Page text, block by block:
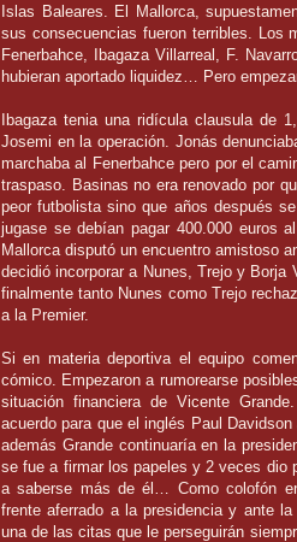
Islas Baleares. El Mallorca,
sus consecuencias fueron terribles. Los
Fenerbahce, Ibagaza Villarreal, F.
hubieran aportado liquidez… Pero
Ibagaza tenia una ridícula clausula de
Josemi en la operación. Jonás
marchaba al Fenerbahce pero por el
traspaso. Basinas no era renovado por
peor futbolista sino que años después
jugase se debían pagar 400.000 euros
Mallorca disputó un encuentro amistoso
decidió incorporar a Nunes, Trejo y Borja
finalmente tanto Nunes como Trejo
a la Premier.
Si en materia deportiva el equipo
cómico. Empezaron a rumorearse
situación financiera de Vicente
acuerdo para que el inglés Paul
además Grande continuaría en la
se fue a firmar los papeles y 2 veces dio
a saberse más de él… Como colofón
frente aferrado a la presidencia y ante
una de las citas que le perseguirán